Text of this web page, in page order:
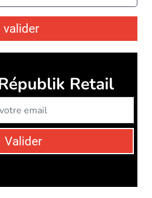
valider
Retail
Valider